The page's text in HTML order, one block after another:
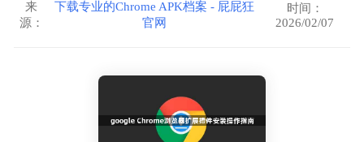
来
源：
下载专业的Chrome APK档案 - 屁屁狂
官网
时间：
2026/02/07